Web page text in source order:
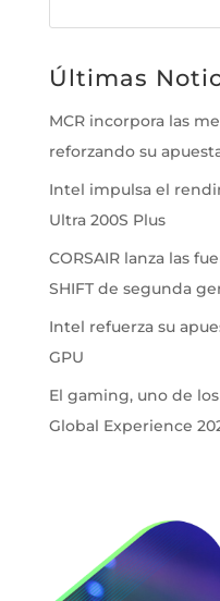
Últimas
MCR incorpora las
reforzando su
Intel impulsa el
Ultra 200S Plus
CORSAIR lanza las
SHIFT de segunda
Intel refuerza su
GPU
El gaming, uno de
Global Experience